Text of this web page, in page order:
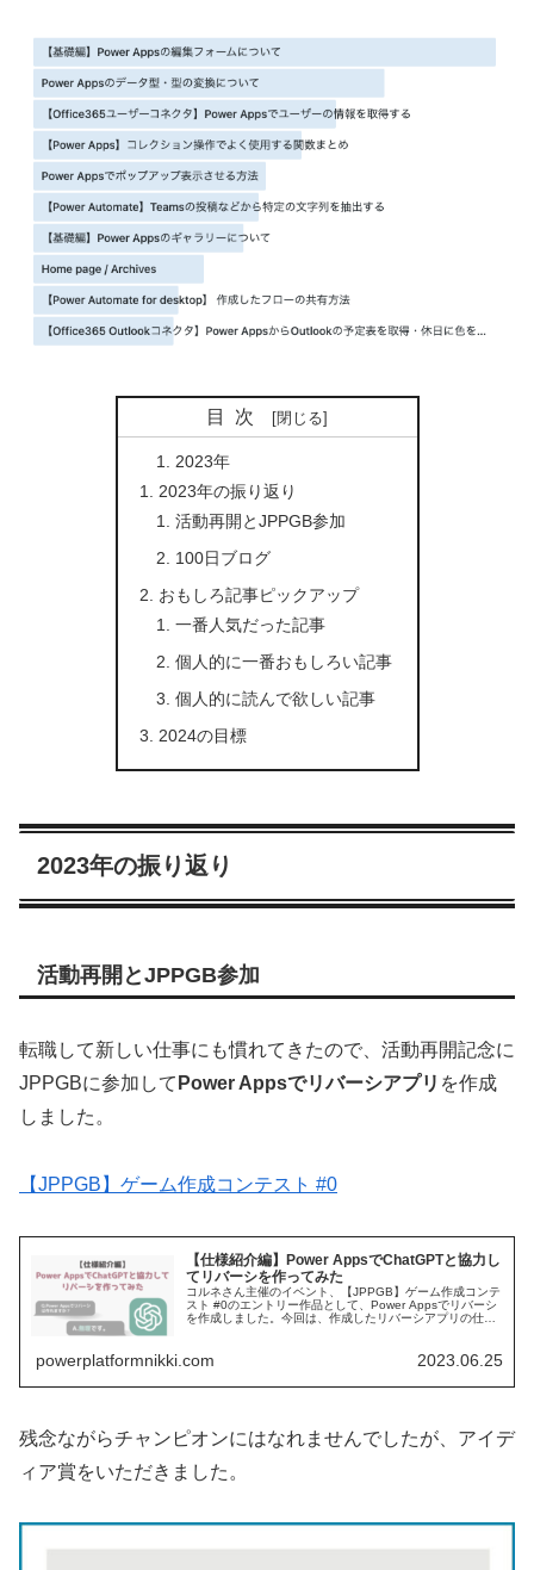
目次
2023年
2023年の振り返り
活動再開とJPPGB参加
100日ブログ
おもしろ記事ピックアップ
一番人気だった記事
個人的に一番おもしろい記事
個人的に読んで欲しい記事
2024の目標
2023年の振り返り
活動再開とJPPGB参加
転職して新しい仕事にも慣れてきたので、活動再開記念に
JPPGBに参加して Power Appsでリバーシアプリ を作成
しました。
【JPPGB】ゲーム作成コンテスト #0
【仕様紹介編】Power AppsでChatGPTと協力し
てリバーシを作ってみた
コルネさん主催のイベント、【JPPGB】ゲーム作成コンテ
スト #0のエントリー作品として、Power Appsでリバーシ
を作成しました。今回は、作成したリバーシアプリの仕様
powerplatformnikki.com 2023.06.25
残念ながらチャンピオンにはなれませんでしたが、アイデ
ィア賞をいただきました。